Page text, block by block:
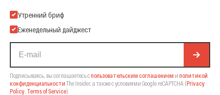
Подпишитесь на нашу Email-рассылку
Утренний бриф
Еженедельный дайджест
Подписываясь, вы соглашаетесь спользовательским соглашением и политикой
конфиденциальности The Insider, а также с условиями Google reCAPTCHA (Privacy
Policy, Terms of Service).